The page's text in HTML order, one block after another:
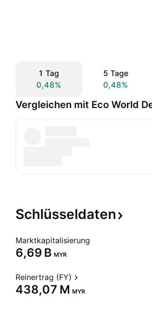
1 Tag
0,48%
5 Tage
0,48%
Vergleichen mit Eco World
Schlüsseldaten
Marktkapitalisierung
‪6,69 B‬ MYR
Reinertrag (FY)
‪438,07 M‬ MYR